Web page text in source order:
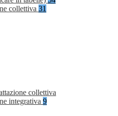
collettiva 31
collettiva
integrativa 9